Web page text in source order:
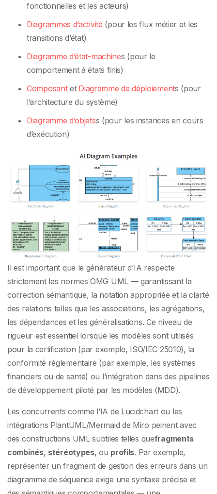
fonctionnelles et les acteurs)
Diagrammes d’activité (pour les flux métier et les
transitions d’état)
Diagramme d’état-machines (pour le
comportement à états finis)
Composantet Diagramme de déploiements (pour
l’architecture du système)
Diagramme d’objetss (pour les instances en cours
d’exécution)
Il est important que le générateur d’IA respecte
strictement les normes OMG UML — garantissant la
correction sémantique, la notation appropriée et la clarté
des relations telles que les associations, les agrégations,
les dépendances et les généralisations. Ce niveau de
rigueur est essentiel lorsque les modèles sont utilisés
pour la certification (par exemple, ISO/IEC 25010), la
conformité réglementaire (par exemple, les systèmes
financiers ou de santé) ou l’intégration dans des pipelines
de développement piloté par les modèles (MDD).
Les concurrents comme l’IA de Lucidchart ou les
intégrations PlantUML/Mermaid de Miro peinent avec
des constructions UML subtiles telles quefragments
combinés, stéréotypes, ou profils. Par exemple,
représenter un fragment de gestion des erreurs dans un
diagramme de séquence exige une syntaxe précise et